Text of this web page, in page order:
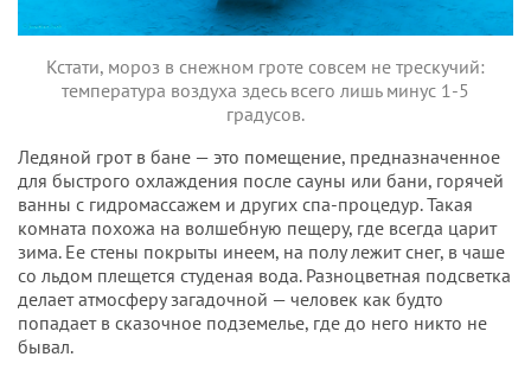
Кстати, мороз в снежном гроте совсем не трескучий:
температура воздуха здесь всего лишь минус 1-5
градусов.
Ледяной грот в бане — это помещение, предназначенное
для быстрого охлаждения после сауны или бани, горячей
ванны с гидромассажем и других спа-процедур. Такая
комната похожа на волшебную пещеру, где всегда царит
зима. Ее стены покрыты инеем, на полу лежит снег, в чаше
со льдом плещется студеная вода. Разноцветная подсветка
делает атмосферу загадочной — человек как будто
попадает в сказочное подземелье, где до него никто не
бывал.